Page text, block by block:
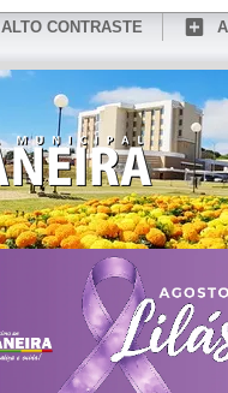
ALTO CONTRASTE
CONHEÇA MEDIANEIRA